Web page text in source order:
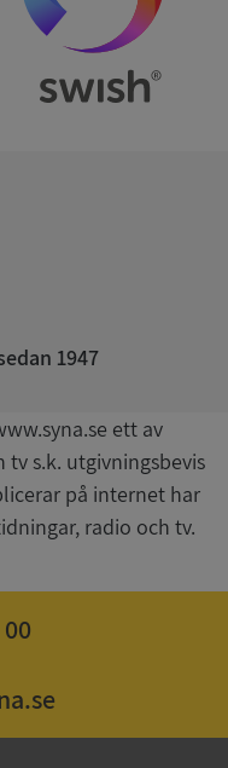
1947
ett av
tv s.k. utgivningsbevis
på internet har
radio och tv.
cookies.
Microsoft
.youtube.com